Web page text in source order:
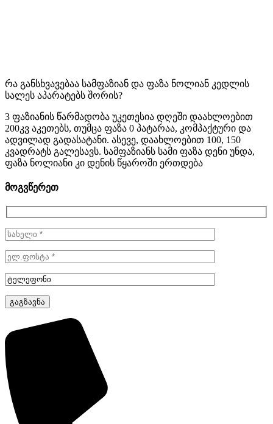
რა განსხვავებაა სამფაზიან და ფაზა ნოლიან კედლის
სალეს აპარატებს შორის?
3 ფაზიანის წარმადობა უკეთესია დღეში დაახლოებით
200კვ აკეთებს, თუმცა ფაზა 0 პატარაა, კომპაქტური და
ადვილად გადასატანი. ასევე, დაახლოებით 100, 150
კვადრატს გალესავს. სამფაზიანს სამი ფაზა დენი უნდა,
ფაზა ნოლიანი კი დენის წყაროში ერთდება
მოგვწერეთ